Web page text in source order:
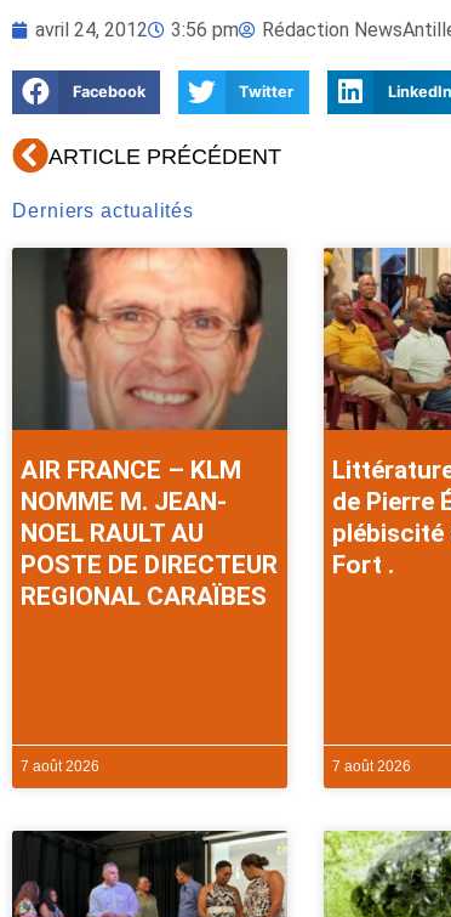
avril 24, 2012 3:56 pm Rédaction
Facebook Twitter LinkedIn
Précédent
ARTICLE PRÉCÉDENT
Derniers actualités
AIR FRANCE – KLM
NOMME M. JEAN-
NOEL RAULT AU
POSTE DE DIRECTEUR
REGIONAL CARAÏBES
7 août 2026
de Pierre
plébiscité
Fort .
7 août 2026